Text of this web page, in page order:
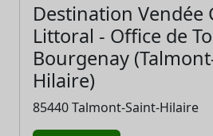
Destination Vendée
Littoral - Office de
Bourgenay
Hilaire)
85440 Talmont-Saint-Hilaire